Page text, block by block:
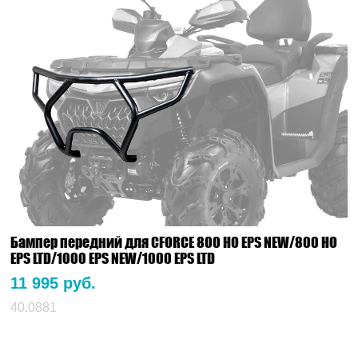
Бампер передний для CFORCE 800 HO EPS NEW/800 HO
EPS LTD/1000 EPS NEW/1000 EPS LTD
11 995 руб.
40.0881